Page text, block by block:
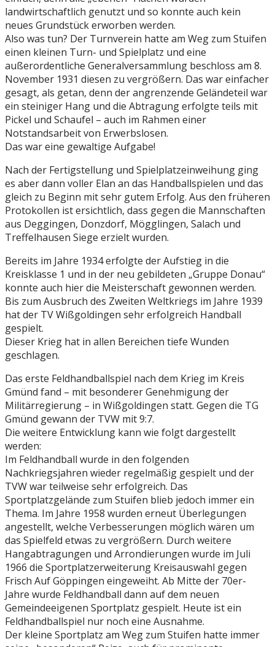
landwirtschaftlich genutzt und so konnte auch kein
neues Grundstück erworben werden.
Also was tun? Der Turnverein hatte am Weg zum Stuifen
einen kleinen Turn- und Spielplatz und eine
außerordentliche Generalversammlung beschloss am 8.
November 1931 diesen zu vergrößern. Das war einfacher
gesagt, als getan, denn der angrenzende Geländeteil war
ein steiniger Hang und die Abtragung erfolgte teils mit
Pickel und Schaufel – auch im Rahmen einer
Notstandsarbeit von Erwerbslosen.
Das war eine gewaltige Aufgabe!
Nach der Fertigstellung und Spielplatzeinweihung ging
es aber dann voller Elan an das Handballspielen und das
gleich zu Beginn mit sehr gutem Erfolg. Aus den früheren
Protokollen ist ersichtlich, dass gegen die Mannschaften
aus Deggingen, Donzdorf, Mögglingen, Salach und
Treffelhausen Siege erzielt wurden.
Bereits im Jahre 1934 erfolgte der Aufstieg in die
Kreisklasse 1 und in der neu gebildeten „Gruppe Donau“
konnte auch hier die Meisterschaft gewonnen werden.
Bis zum Ausbruch des Zweiten Weltkriegs im Jahre 1939
hat der TV Wißgoldingen sehr erfolgreich Handball
gespielt.
Dieser Krieg hat in allen Bereichen tiefe Wunden
geschlagen.
Das erste Feldhandballspiel nach dem Krieg im Kreis
Gmünd fand – mit besonderer Genehmigung der
Militärregierung – in Wißgoldingen statt. Gegen die TG
Gmünd gewann der TVW mit 9:7.
Die weitere Entwicklung kann wie folgt dargestellt
werden:
Im Feldhandball wurde in den folgenden
Nachkriegsjahren wieder regelmäßig gespielt und der
TVW war teilweise sehr erfolgreich. Das
Sportplatzgelände zum Stuifen blieb jedoch immer ein
Thema. Im Jahre 1958 wurden erneut Überlegungen
angestellt, welche Verbesserungen möglich wären um
das Spielfeld etwas zu vergrößern. Durch weitere
Hangabtragungen und Arrondierungen wurde im Juli
1966 die Sportplatzerweiterung Kreisauswahl gegen
Frisch Auf Göppingen eingeweiht. Ab Mitte der 70er-
Jahre wurde Feldhandball dann auf dem neuen
Gemeindeeigenen Sportplatz gespielt. Heute ist ein
Feldhandballspiel nur noch eine Ausnahme.
Der kleine Sportplatz am Weg zum Stuifen hatte immer